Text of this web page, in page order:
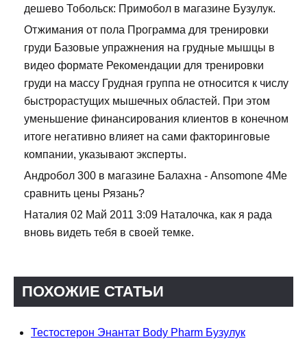
дешево Тобольск: Примобол в магазине Бузулук.
Отжимания от пола Программа для тренировки
груди Базовые упражнения на грудные мышцы в
видео формате Рекомендации для тренировки
груди на массу Грудная группа не относится к числу
быстрорастущих мышечных областей. При этом
уменьшение финансирования клиентов в конечном
итоге негативно влияет на сами факторинговые
компании, указывают эксперты.
Андробол 300 в магазине Балахна - Ansomone 4Me
сравнить цены Рязань?
Наталия 02 Май 2011 3:09 Наталочка, как я рада
вновь видеть тебя в своей темке.
ПОХОЖИЕ СТАТЬИ
Тестостерон Энантат Body Pharm Бузулук